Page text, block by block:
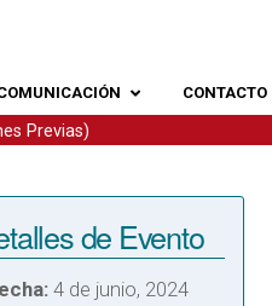
CONTACTO
Previas)
de Evento
4 de junio, 2024